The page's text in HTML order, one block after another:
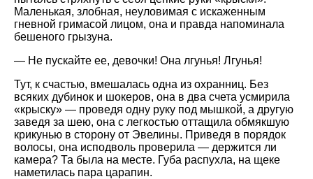
Маленькая, злобная, неуловимая с искаженным
гневной гримасой лицом, она и правда напоминала
бешеного грызуна.
— Не пускайте ее, девочки! Она лгунья! Лгунья!
Тут, к счастью, вмешалась одна из охранниц. Без
всяких дубинок и шокеров, она в два счета усмирила
крыску
— проведя одну руку под мышкой, а другую
заведя за шею, она с легкостью оттащила обмякшую
крикунью в сторону от Эвелины. Приведя в порядок
волосы, она исподволь проверила — держится ли
камера? Та была на месте. Губа распухла, на щеке
наметилась пара царапин.